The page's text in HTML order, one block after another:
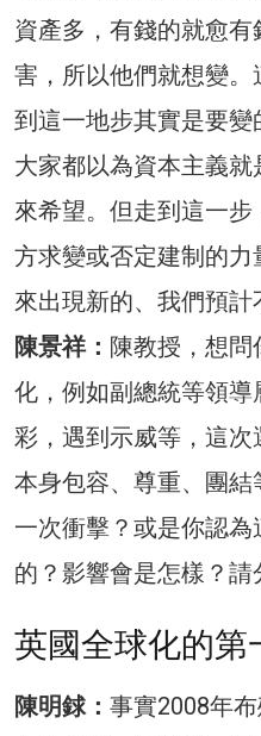
資產多，有錢的就愈
害，所以他們就想變
到這一地步其實是要變
大家都以為資本主義
來希望。但走到這一
方求變或否定建制的
來出現新的、我們預計
陳景祥： 陳教授，想
化，例如副總統等領
彩，遇到示威等，這
本身包容、尊重、團
一次衝擊？或是你認
的？影響會是怎樣？請
英國全球化的第
陳明銶： 事實2008年